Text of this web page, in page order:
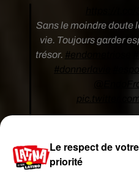
Sans le moindre doute
vie. Toujours garder
trésor. #endometriose
#donnerlavie
Le respect de
priorité